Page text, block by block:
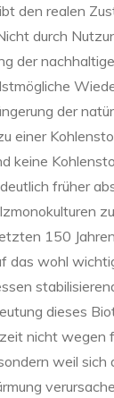
den realen
durch
der
der
einer
keine
früher
150
das wohl
dieses
nicht wegen
weil sich